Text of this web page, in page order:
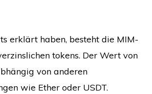
erklärt haben, besteht die MIM-
tokens. Der Wert von
von anderen
wie Ether oder USDT.